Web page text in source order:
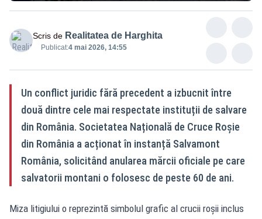
Scris de Realitatea de Harghita
Publicat:4 mai 2026, 14:55
Un conflict juridic fără precedent a izbucnit între
două dintre cele mai respectate instituții de salvare
din România. Societatea Națională de Cruce Roșie
din România a acționat în instanță Salvamont
România, solicitând anularea mărcii oficiale pe care
salvatorii montani o folosesc de peste 60 de ani.
Miza litigiului o reprezintă simbolul grafic al crucii roșii inclus